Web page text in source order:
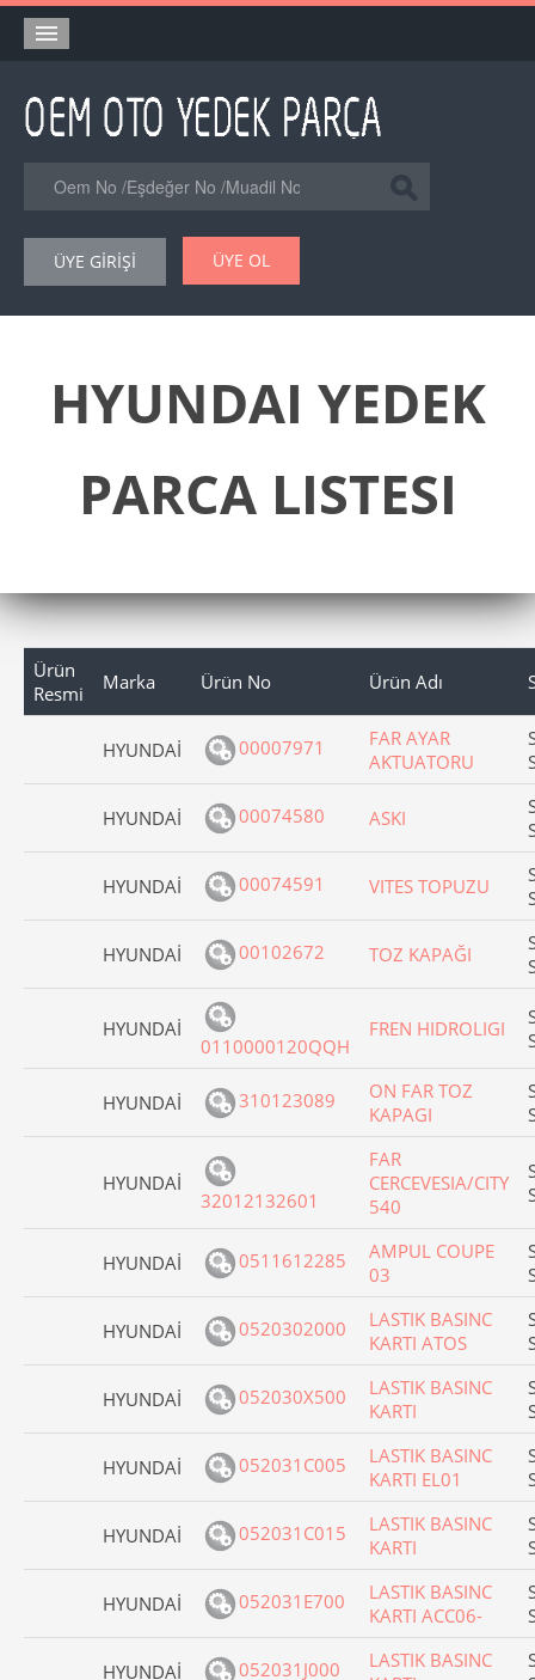
Orjinal Yedek Parça
Eşdeğer Muadil Yedek Parça
Şase Numarası VIN Yedekparça Sorgulama
Hakkımızda
Forum
ÜYE GİRİŞİ ÜYE OL
HYUNDAI YEDEK
PARCA LISTESI
Ürün
Resmi
Marka Ürün No Ürün Adı
HYUNDAİ 00007971
FAR AYAR
AKTUATORU
HYUNDAİ 00074580 ASKI
HYUNDAİ 00074591 VITES TOPUZU
HYUNDAİ 00102672 TOZ KAPAĞI
HYUNDAİ
0110000120QQH
FREN HIDROLIGI
HYUNDAİ 310123089
ON FAR TOZ
KAPAGI
HYUNDAİ
32012132601
FAR
CERCEVESIA/CITY
540
HYUNDAİ 0511612285
AMPUL COUPE
03
HYUNDAİ 0520302000
LASTIK BASINC
KARTI ATOS
HYUNDAİ 052030X500
LASTIK BASINC
KARTI
HYUNDAİ 052031C005
LASTIK BASINC
KARTI EL01
HYUNDAİ 052031C015
LASTIK BASINC
KARTI
HYUNDAİ 052031E700
LASTIK BASINC
KARTI ACC06-
HYUNDAİ 052031J000
LASTIK BASINC